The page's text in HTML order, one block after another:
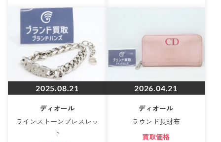
2025.08.21
ディオール
ラインストーンブレスレッ
ト
2026.04.21
ディオール
ラウンド長財布
買取価格